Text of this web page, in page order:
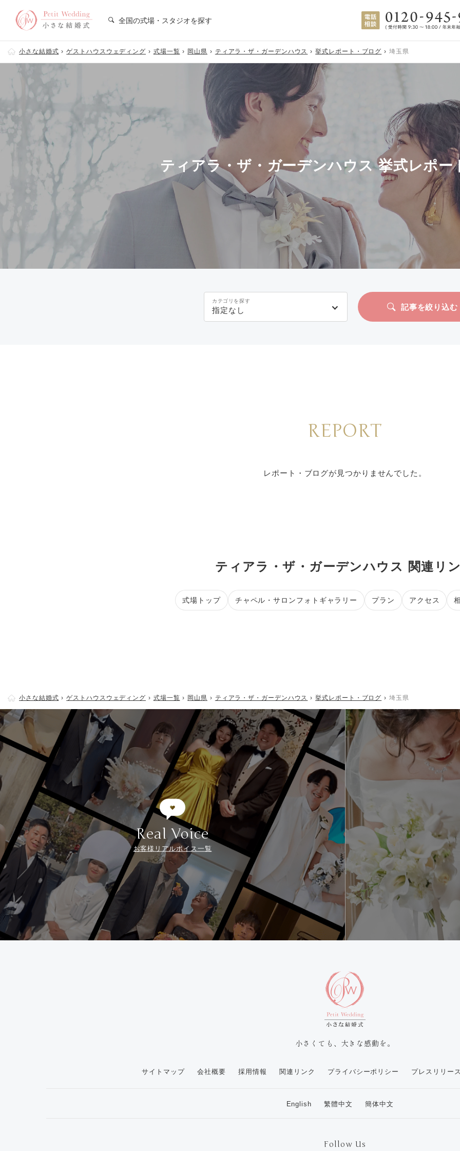
全国の式場・スタジオを探す
小さな結婚式 ゲストハウスウェディング 式場一覧 岡山県 ティアラ・ザ・ガーデンハウス 挙式レポート・ブログ 埼玉県
ティアラ・ザ・ガーデンハウス 挙式レポー
カテゴリを探す
指定なし 記事を絞り込む
REPORT
レポート・ブログが見つかりませんでした。
ティアラ・ザ・ガーデンハウス 関連リ
式場トップ チャペル・サロンフォトギャラリー プラン アクセス
小さな結婚式 ゲストハウスウェディング 式場一覧 岡山県 ティアラ・ザ・ガーデンハウス 挙式レポート・ブログ 埼玉県
Real Voice
お客様リアルボイス一覧
小さくても、大きな感動を。
サイトマップ 会社概要 採用情報 関連リンク プライバシーポリシー プレスリリース
English 繁體中文 簡体中文
Follow Us